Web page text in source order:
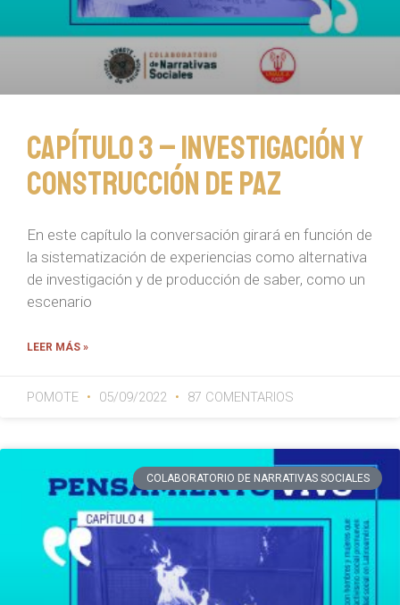
Capítulo 3 – Investigación y
construcción de paz
En este capítulo la conversación girará en función de
la sistematización de experiencias como alternativa
de investigación y de producción de saber, como un
escenario
LEER MÁS »
POMOTE 05/09/2022 87 COMENTARIOS
COLABORATORIO DE NARRATIVAS SOCIALES